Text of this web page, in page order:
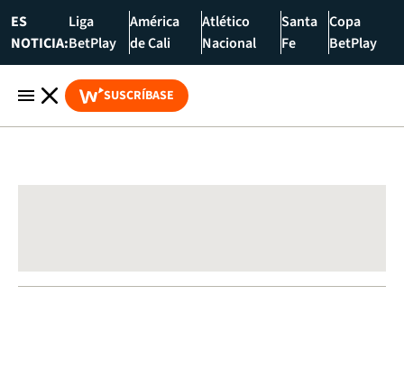
ES
NOTICIA:
Liga
BetPlay
América
de Cali
Atlético
Nacional
Santa
Fe
Copa
BetPlay
SUSCRÍBASE